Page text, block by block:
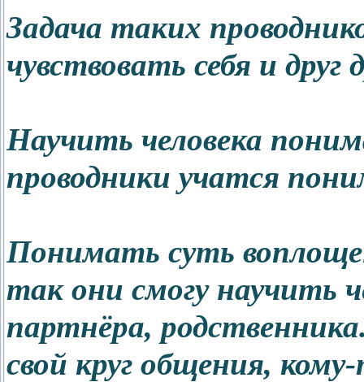
Задача таких
чувствовать себя и друг
Научить человека
проводники учатся
Понимать суть
так они смогу научить
партнёра,
свой круг общения,